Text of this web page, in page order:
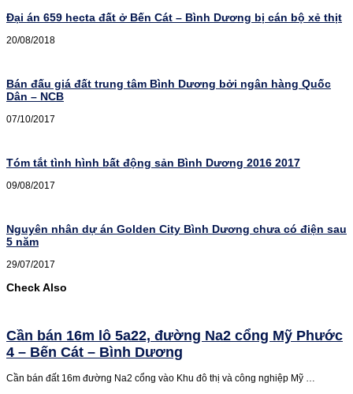
Đại án 659 hecta đất ở Bến Cát – Bình Dương bị cán bộ xẻ thịt
20/08/2018
Bán đấu giá đất trung tâm Bình Dương bởi ngân hàng Quốc
Dân – NCB
07/10/2017
Tóm tắt tình hình bất động sản Bình Dương 2016 2017
09/08/2017
Nguyên nhân dự án Golden City Bình Dương chưa có điện sau
5 năm
29/07/2017
Check Also
Cần bán 16m lô 5a22, đường Na2 cổng Mỹ Phước
4 – Bến Cát – Bình Dương
Cần bán đất 16m đường Na2 cổng vào Khu đô thị và công nghiệp Mỹ …